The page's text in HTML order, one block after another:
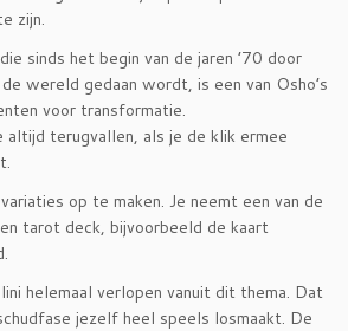
zijn.
sinds het begin van de jaren ’70 door
wereld gedaan wordt, is een van Osho’s
voor transformatie.
altijd terugvallen, als je de klik ermee
op te maken. Je neemt een van de
tarot deck, bijvoorbeeld de kaart
helemaal verlopen vanuit dit thema. Dat
jezelf heel speels losmaakt. De